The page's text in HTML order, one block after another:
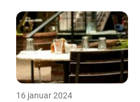
16 januar 2024